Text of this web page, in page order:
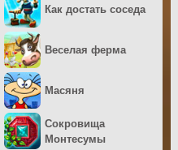
Как достать соседа
Веселая ферма
Масяня
Сокровища
Монтесумы